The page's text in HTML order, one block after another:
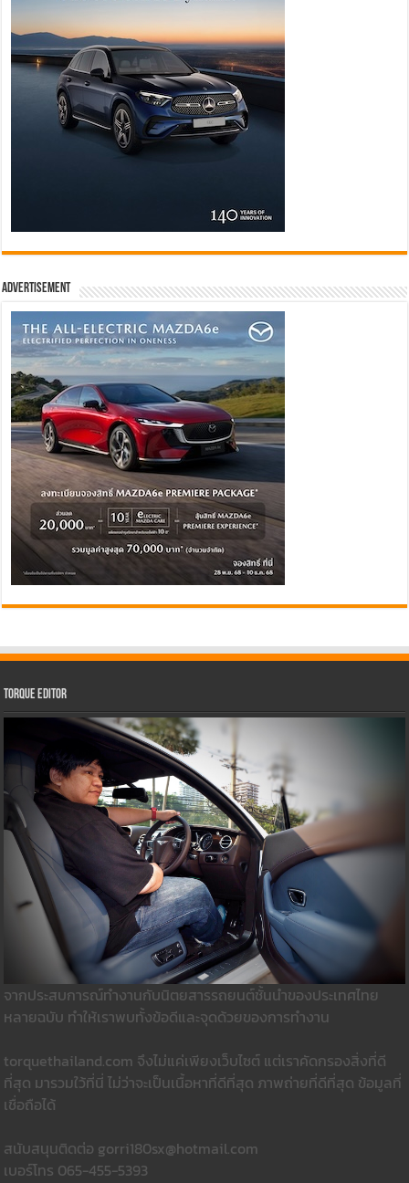
Advertisement
Torque Editor
จากประสบการณ์ทำงานกับนิตยสารรถยนต์ชั้นนำของประเทศไทย
หลายฉบับ ทำให้เราพบทั้งข้อดีและจุดด้วยของการทำงาน
torquethailand.com จึงไม่แค่เพียงเว็บไซต์ แต่เราคัดกรองสิ่งที่ดี
ที่สุด มารวมใว้ที่นี่ ไม่ว่าจะเป็นเนื้อหาที่ดีที่สุด ภาพถ่ายที่ดีที่สุด ข้อมูลที่
เชื่อถือได้
สนับสนุนติดต่อ gorri180sx@hotmail.com
เบอร์โทร 065-455-5393